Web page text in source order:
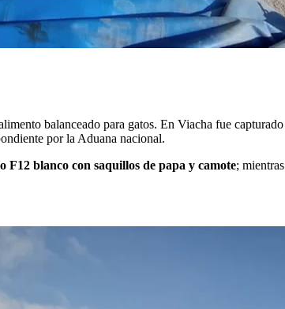
balanceado para gatos. En Viacha fue
por la Aduana nacional.
blanco con saquillos de papa y camote;